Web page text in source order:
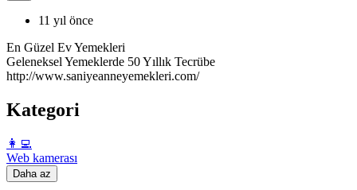
11 yıl önce
En Güzel Ev Yemekleri
Geleneksel Yemeklerde 50 Yıllık Tecrübe
http://www.saniyeanneyemekleri.com/
Kategori
️👩‍💻️
Web kamerası
Daha az